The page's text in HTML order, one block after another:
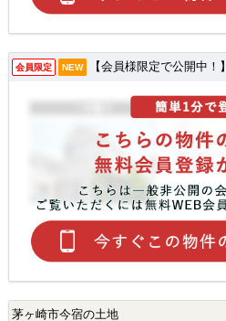
会員限定 NEW 【会員様限定で公開中！】
茅ヶ崎市今宿の土地